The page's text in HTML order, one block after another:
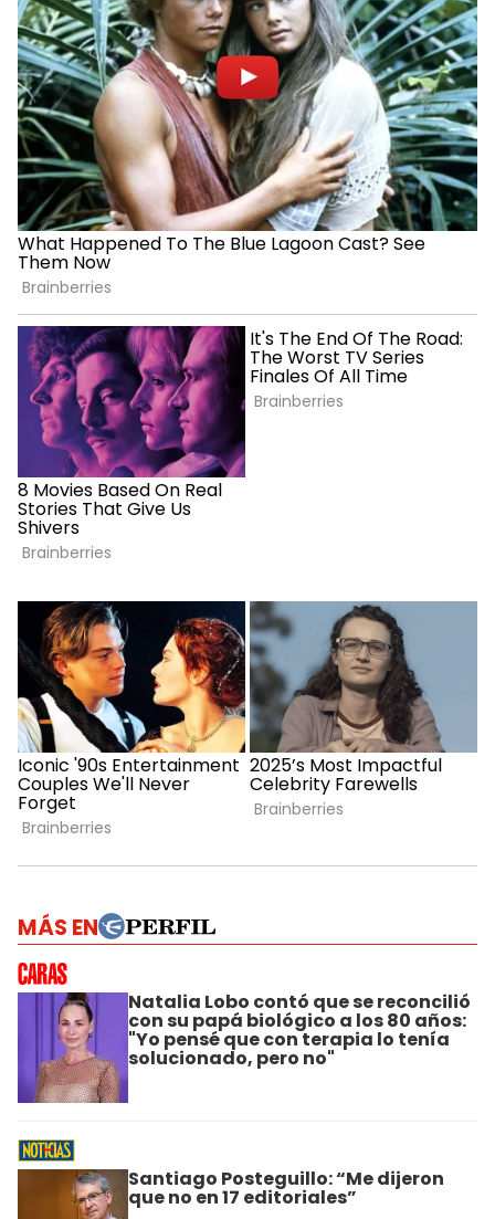
MÁS EN
Natalia Lobo contó que se reconcilió
con su papá biológico a los 80 años:
"Yo pensé que con terapia lo tenía
solucionado, pero no"
Santiago Posteguillo: “Me dijeron
que no en 17 editoriales”